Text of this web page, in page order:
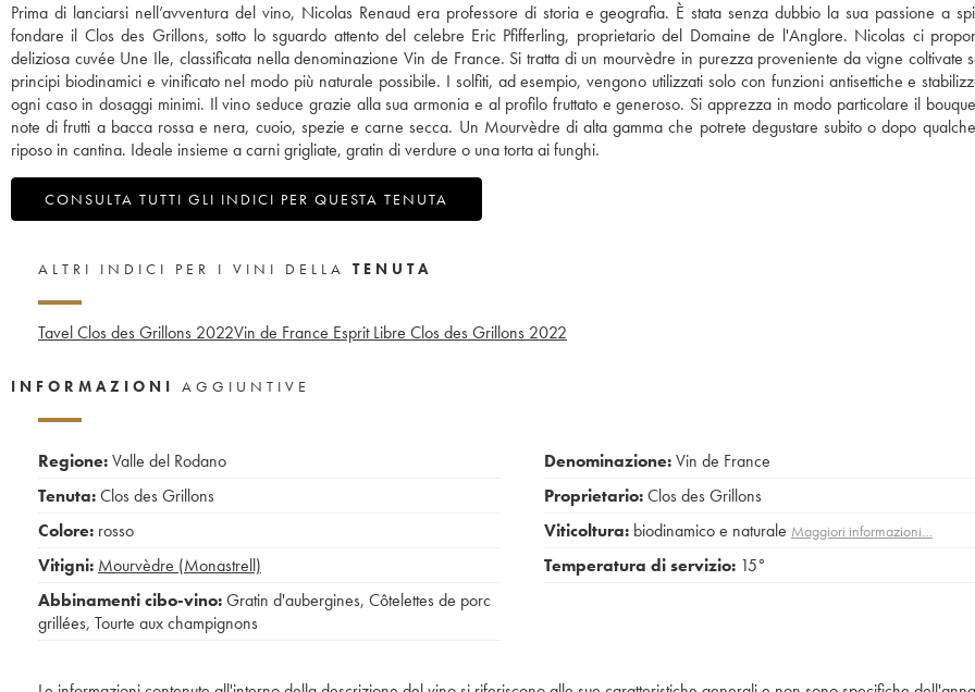
Prima di lanciarsi nell’avventura del vino, Nicolas Renaud era professore di storia e geografia. È stata senza dubbio la sua passione a
fondare il Clos des Grillons, sotto lo sguardo attento del celebre Eric Pfifferling, proprietario del Domaine de l'Anglore. Nicolas ci
deliziosa cuvée Une Ile, classificata nella denominazione Vin de France. Si tratta di un mourvèdre in purezza proveniente da vigne coltivate
principi biodinamici e vinificato nel modo più naturale possibile. I solfiti, ad esempio, vengono utilizzati solo con funzioni antisettiche e
ogni caso in dosaggi minimi. Il vino seduce grazie alla sua armonia e al profilo fruttato e generoso. Si apprezza in modo particolare il
note di frutti a bacca rossa e nera, cuoio, spezie e carne secca. Un Mourvèdre di alta gamma che potrete degustare subito o dopo
riposo in cantina. Ideale insieme a carni grigliate, gratin di verdure o una torta ai funghi.
CONSULTA TUTTI GLI INDICI PER QUESTA TENUTA
ALTRI INDICI PER I VINI DELLA TENUTA
Tavel Clos des Grillons 2022Vin de France Esprit Libre Clos des Grillons 2022
INFORMAZIONI AGGIUNTIVE
Regione:Valle del Rodano
Tenuta:Clos des Grillons
Colore: rosso
Vitigni: Mourvèdre (Monastrell)
Abbinamenti cibo-vino:Gratin d'aubergines, Côtelettes de porc
grillées, Tourte aux champignons
Denominazione:Vin de France
Proprietario:Clos des Grillons
Viticoltura: biodinamico e naturale Maggiori informazioni…
Temperatura di servizio: 15°